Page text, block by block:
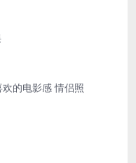
的电影感 情侣照